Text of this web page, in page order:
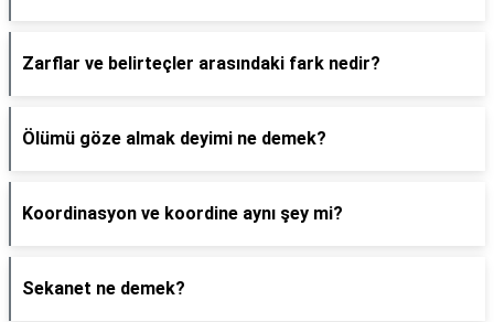
Zarflar ve belirteçler arasındaki fark nedir?
Ölümü göze almak deyimi ne demek?
Koordinasyon ve koordine aynı şey mi?
Sekanet ne demek?